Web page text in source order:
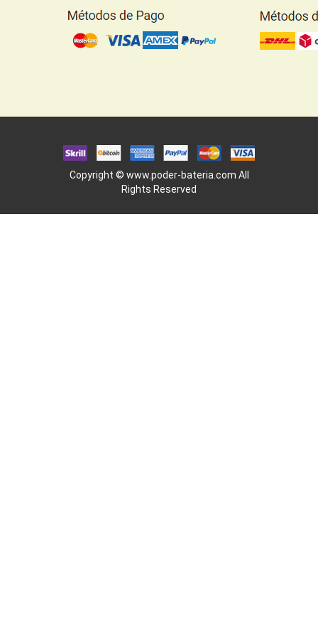
Copyright © www.poder-bateria.com All
Rights Reserved